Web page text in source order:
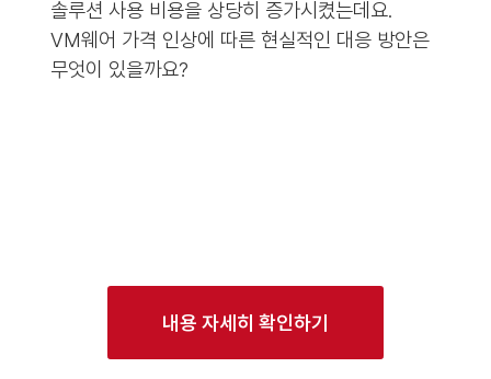
솔루션 사용 비용을 상당히 증가시켰는데요.
VM웨어 가격 인상에 따른 현실적인 대응 방안은
무엇이 있을까요?
내용 자세히 확인하기